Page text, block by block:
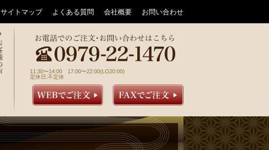
サイトマップ よくある質問 会社概要 お問い合わせ
11:30〜14:00 17:00〜22:00(LO20:00)
定休日:不定休